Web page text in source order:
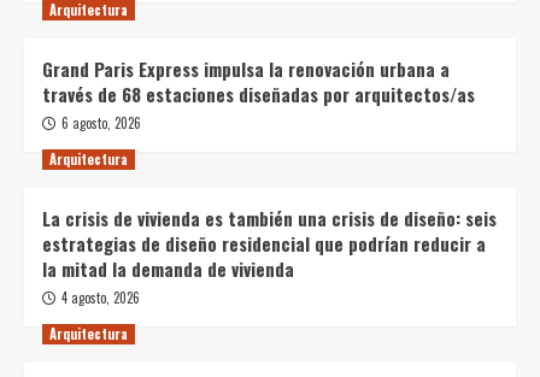
Arquitectura
Grand Paris Express impulsa la renovación urbana a
través de 68 estaciones diseñadas por arquitectos/as
6 agosto, 2026
Arquitectura
La crisis de vivienda es también una crisis de diseño: seis
estrategias de diseño residencial que podrían reducir a
la mitad la demanda de vivienda
4 agosto, 2026
Arquitectura